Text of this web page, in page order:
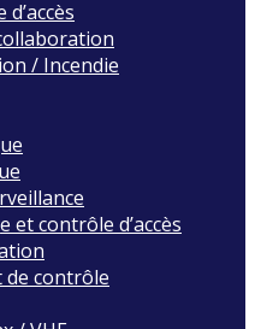
/ Incendie
et contrôle d’accès
de contrôle